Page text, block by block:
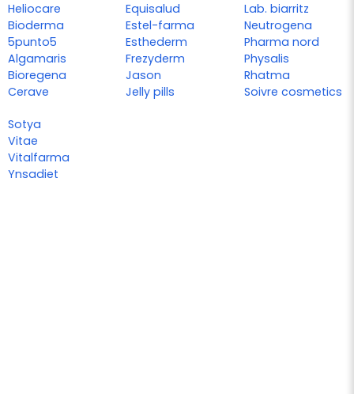
Heliocare
Bioderma
5punto5
Algamaris
Bioregena
Cerave
Equisalud
Estel-farma
Esthederm
Frezyderm
Jason
Jelly pills
Lab. biarritz
Neutrogena
Pharma nord
Physalis
Rhatma
Soivre cosmetics
Sotya
Vitae
Vitalfarma
Ynsadiet